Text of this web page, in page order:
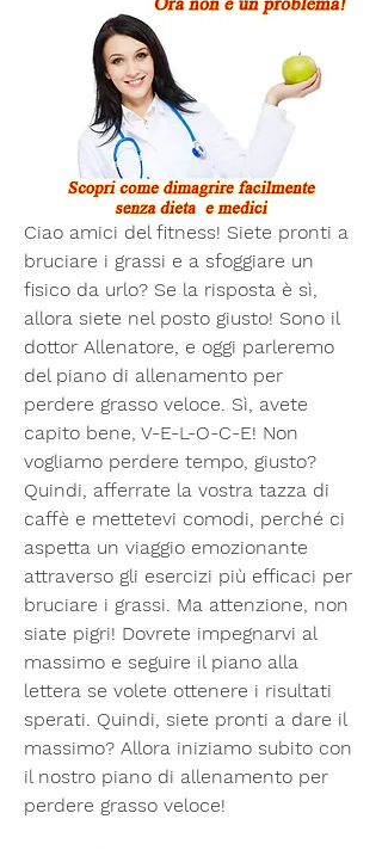
Ciao amici del fitness! Siete pronti a
bruciare i grassi e a sfoggiare un
fisico da urlo? Se la risposta è sì,
allora siete nel posto giusto! Sono il
dottor Allenatore, e oggi parleremo
del piano di allenamento per
perdere grasso veloce. Sì, avete
capito bene, V-E-L-O-C-E! Non
vogliamo perdere tempo, giusto?
Quindi, afferrate la vostra tazza di
caffè e mettetevi comodi, perché ci
aspetta un viaggio emozionante
attraverso gli esercizi più efficaci per
bruciare i grassi. Ma attenzione, non
siate pigri! Dovrete impegnarvi al
massimo e seguire il piano alla
lettera se volete ottenere i risultati
sperati. Quindi, siete pronti a dare il
massimo? Allora iniziamo subito con
il nostro piano di allenamento per
perdere grasso veloce!